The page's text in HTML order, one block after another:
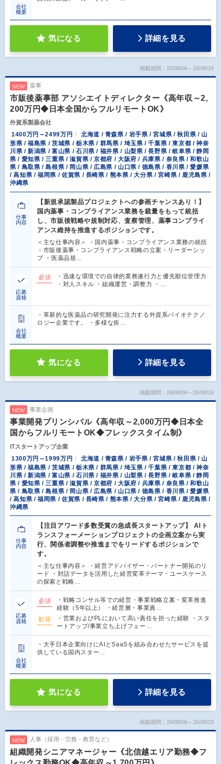
会社
概要
気になる 詳細を見る
掲載期間：26/08/06～26/08/19
NEW 薬事
市販後薬事部 アソシエイトディレクター《高年収～2,
200万円◆日本全国からフルリモートOK》
外資系製薬会社
1400万円～2499万円
北海道 / 青森県 / 岩手県 / 宮城県 / 秋田県 / 山
形県 / 福島県 / 茨城県 / 栃木県 / 群馬県 / 埼玉県 / 千葉県 / 東京都 / 神奈
川県 / 新潟県 / 富山県 / 石川県 / 福井県 / 山梨県 / 長野県 / 岐阜県 / 静岡
県 / 愛知県 / 三重県 / 滋賀県 / 京都府 / 大阪府 / 兵庫県 / 奈良県 / 和歌山
県 / 鳥取県 / 島根県 / 岡山県 / 広島県 / 山口県 / 徳島県 / 香川県 / 愛媛県
/ 高知県 / 福岡県 / 佐賀県 / 長崎県 / 熊本県 / 大分県 / 宮崎県 / 鹿児島県 /
沖縄県
仕事
内容
【新規承認製品プロジェクトへの参画チャンスあり！】
国内薬事・コンプライアンス業務を裁量をもって統括
し、市販後戦略や規制対応、査察管理、薬事コンプライ
アンス維持を推進するポジションです。
＜主な仕事内容＞ ・国内薬事・コンプライアンス業務の統括
・市販後薬事・コンプライアンス戦略の立案・リーダーシッ
プ ・医薬品規…
応募
資格
必須
・迅速な環境での自律的業務遂行力と優先順位管理力
・対人スキル ・組織運営・調整力 ・…
会社
概要
・革新的な医薬品の研究開発に注力する外資系バイオテクノ
ロジー企業です。 ・多様な疾…
気になる 詳細を見る
掲載期間：26/08/06～26/08/19
NEW 事業企画
事業開発プリンシパル《高年収～2,000万円◆日本全
国からフルリモートOK◆フレックスタイム制》
ITスタートアップ企業
1300万円～1999万円
北海道 / 青森県 / 岩手県 / 宮城県 / 秋田県 / 山
形県 / 福島県 / 茨城県 / 栃木県 / 群馬県 / 埼玉県 / 千葉県 / 東京都 / 神奈
川県 / 新潟県 / 富山県 / 石川県 / 福井県 / 山梨県 / 長野県 / 岐阜県 / 静岡
県 / 愛知県 / 三重県 / 滋賀県 / 京都府 / 大阪府 / 兵庫県 / 奈良県 / 和歌山
県 / 鳥取県 / 島根県 / 岡山県 / 広島県 / 山口県 / 徳島県 / 香川県 / 愛媛県
/ 高知県 / 福岡県 / 佐賀県 / 長崎県 / 熊本県 / 大分県 / 宮崎県 / 鹿児島県 /
沖縄県
仕事
内容
【注目アワード多数受賞の急成長スタートアップ】 AIト
ランスフォーメーションプロジェクトの企画立案から実
行、関係者調整や推進までをリードするポジションで
す。
＜主な仕事内容＞ ・経営アドバイザー・パートナー開拓のリ
ード ・対話データを活用した経営変革テーマ・ユースケース
の探索と戦略…
応募
資格
必須
・戦略コンサル等での経営・事業戦略立案・変革推進
経験（5年以上） ・経営層・事業責…
歓迎
・営業およびPLにおいて高い責任を担った経験 ・スタ
ートアップ/事業立ち上げフェー…
会社
概要
・大手日本企業向けにAIとSaaSを組み合わせたサービスを提
供している国内スター…
気になる 詳細を見る
掲載期間：26/08/06～26/08/19
NEW 人事（採用・労務・教育など）
組織開発シニアマネージャー《北信越エリア勤務◆フ